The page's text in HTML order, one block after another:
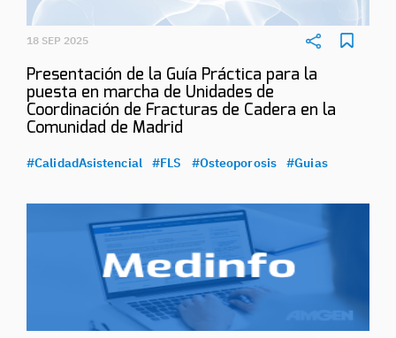
18 SEP 2025
Presentación de la Guía Práctica para la
puesta en marcha de Unidades de
Coordinación de Fracturas de Cadera en la
Comunidad de Madrid
#CalidadAsistencial #FLS #Osteoporosis #Guias